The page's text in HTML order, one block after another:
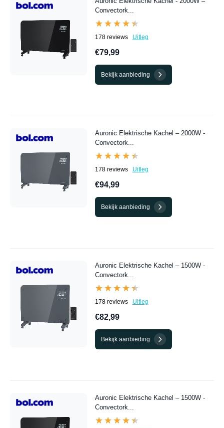
Convectork...
★★★★★
★★★★★
178 reviews Uitleg
€79,99
Bekijk aanbieding
Auronic Elektrische Kachel – 2000W -
Convectork...
★★★★★
★★★★★
178 reviews Uitleg
€94,99
Bekijk aanbieding
Auronic Elektrische Kachel – 1500W -
Convectork...
★★★★★
★★★★★
178 reviews Uitleg
€82,99
Bekijk aanbieding
Auronic Elektrische Kachel – 1500W -
Convectork...
★★★★★
★★★★★